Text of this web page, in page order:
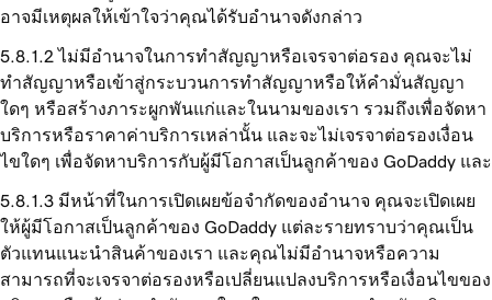
อาจมีเหตุผลให้เข้าใจว่าคุณได้รับอำนาจดังกล่าว
ไม่มีอำนาจในการทำสัญญาหรือเจรจาต่อรอง คุณจะไม่
ทำสัญญาหรือเข้าสู่กระบวนการทำสัญญาหรือให้คำมั่นสัญญา
ใดๆ หรือสร้างภาระผูกพันแก่และในนามของเรา รวมถึงเพื่อจัดหา
บริการหรือราคาค่าบริการเหล่านั้น และจะไม่เจรจาต่อรองเงื่อน
ไขใดๆ เพื่อจัดหาบริการกับผู้มีโอกาสเป็นลูกค้าของ GoDaddy และ
มีหน้าที่ในการเปิดเผยข้อจำกัดของอำนาจ คุณจะเปิดเผย
ให้ผู้มีโอกาสเป็นลูกค้าของ GoDaddy แต่ละรายทราบว่าคุณเป็น
ตัวแทนแนะนำสินค้าของเรา และคุณไม่มีอำนาจหรือความ
สามารถที่จะเจรจาต่อรองหรือเปลี่ยนแปลงบริการหรือเงื่อนไขของ